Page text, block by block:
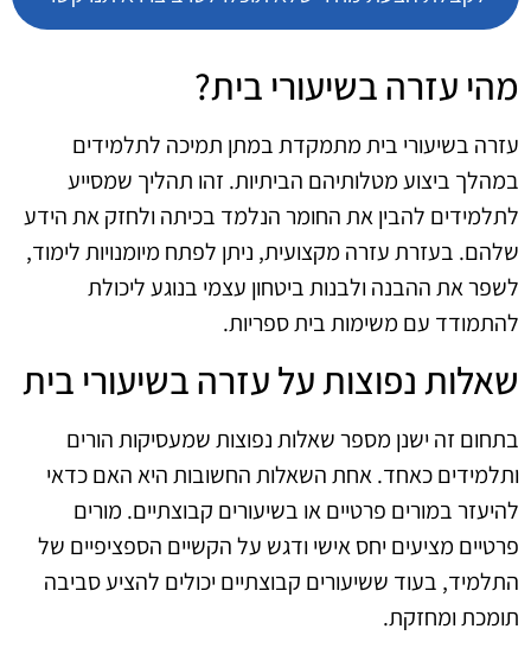
מהי עזרה בשיעורי בית?
עזרה בשיעורי בית מתמקדת במתן תמיכה לתלמידים
במהלך ביצוע מטלותיהם הביתיות. זהו תהליך שמסייע
לתלמידים להבין את החומר הנלמד בכיתה ולחזק את הידע
שלהם. בעזרת עזרה מקצועית, ניתן לפתח מיומנויות לימוד,
לשפר את ההבנה ולבנות ביטחון עצמי בנוגע ליכולת
להתמודד עם משימות בית ספריות.
שאלות נפוצות על עזרה בשיעורי בית
בתחום זה ישנן מספר שאלות נפוצות שמעסיקות הורים
ותלמידים כאחד. אחת השאלות החשובות היא האם כדאי
להיעזר במורים פרטיים או בשיעורים קבוצתיים. מורים
פרטיים מציעים יחס אישי ודגש על הקשיים הספציפיים של
התלמיד, בעוד ששיעורים קבוצתיים יכולים להציע סביבה
תומכת ומחזקת.